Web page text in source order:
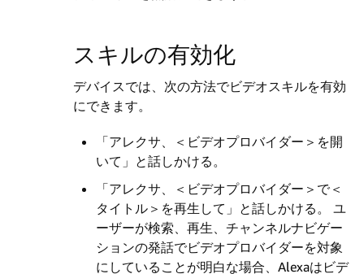
スキルの有効化
デバイスでは、次の方法でビデオスキルを有効
にできます。
「アレクサ、＜ビデオプロバイダー＞を開
いて」と話しかける。
「アレクサ、＜ビデオプロバイダー＞で＜
タイトル＞を再生して」と話しかける。
ユ
ーザーが検索、再生、チャンネルナビゲー
ションの発話でビデオプロバイダーを対象
にしていることが明白な場合、Alexaはビデ